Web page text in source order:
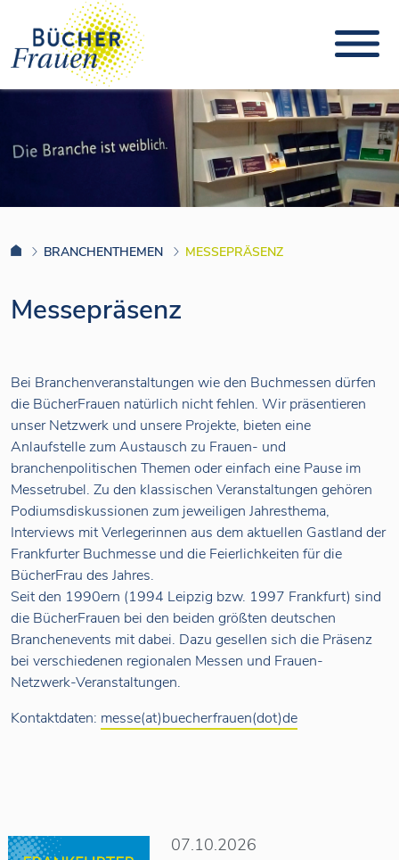
BRANCHENTHEMEN MESSEPRÄSENZ
Messepräsenz
Bei Branchenveranstaltungen wie den Buchmessen dürfen
die BücherFrauen natürlich nicht fehlen. Wir präsentieren
unser Netzwerk und unsere Projekte, bieten eine
Anlaufstelle zum Austausch zu Frauen- und
branchenpolitischen Themen oder einfach eine Pause im
Messetrubel. Zu den klassischen Veranstaltungen gehören
Podiumsdiskussionen zum jeweiligen Jahresthema,
Interviews mit Verlegerinnen aus dem aktuellen Gastland der
Frankfurter Buchmesse und die Feierlichkeiten für die
BücherFrau des Jahres.
Seit den 1990ern (1994 Leipzig bzw. 1997 Frankfurt) sind
die BücherFrauen bei den beiden größten deutschen
Branchenevents mit dabei. Dazu gesellen sich die Präsenz
bei verschiedenen regionalen Messen und Frauen-
Netzwerk-Veranstaltungen.
Kontaktdaten: messe(at)buecherfrauen(dot)de
07.10.2026